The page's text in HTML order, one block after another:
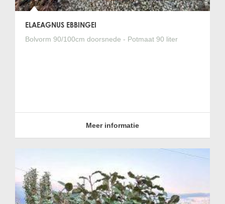
ELAEAGNUS EBBINGEI
Bolvorm 90/100cm doorsnede - Potmaat 90 liter
Meer informatie